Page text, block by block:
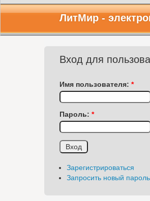
ЛитМир -
Вход для
Имя пользователя: *
Пароль: *
Зарегистрироваться
Запросить новый пароль